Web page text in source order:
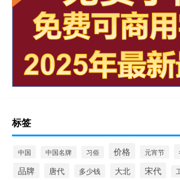
标签
中国 中国名牌 习俗 价格 元宵节
品牌 唐代 多少钱 大北 宋代